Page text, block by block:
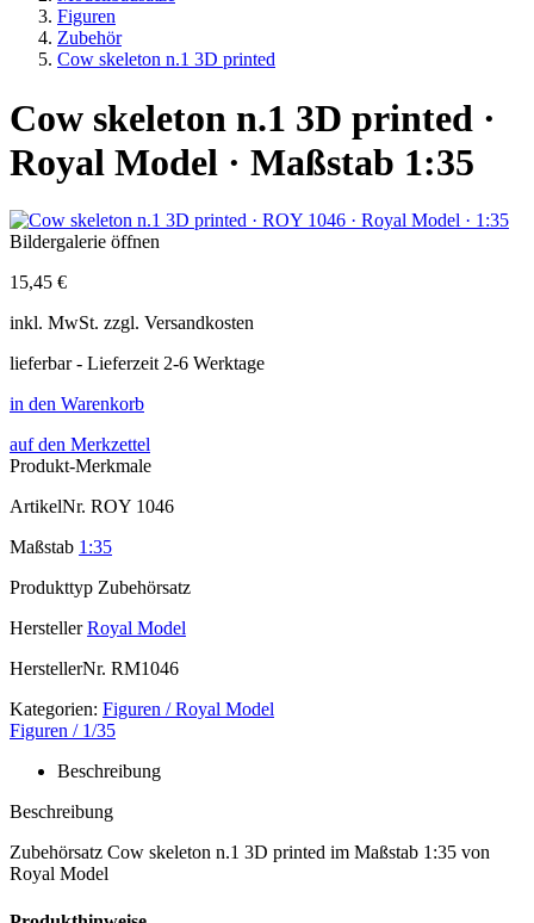
Figuren
Zubehör
Cow skeleton n.1 3D printed
Cow skeleton n.1 3D printed ·
Royal Model · Maßstab 1:35
Bildergalerie öffnen
15,45 €
inkl. MwSt. zzgl. Versandkosten
lieferbar - Lieferzeit 2-6 Werktage
in den Warenkorb
auf den Merkzettel
Produkt-Merkmale
ArtikelNr. ROY 1046
Maßstab 1:35
Produkttyp Zubehörsatz
Hersteller Royal Model
HerstellerNr. RM1046
Kategorien: Figuren / Royal Model
Figuren / 1/35
Beschreibung
Beschreibung
Zubehörsatz Cow skeleton n.1 3D printed im Maßstab 1:35 von
Royal Model